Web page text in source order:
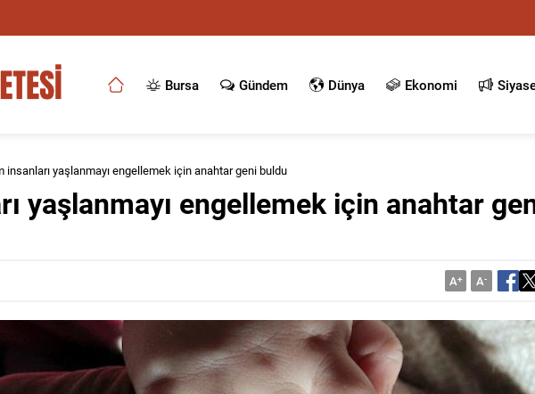
Bursa Gündem Dünya Ekonomi
insanları yaşlanmayı engellemek için anahtar geni buldu
yaşlanmayı engellemek için anahtar
A+ A-